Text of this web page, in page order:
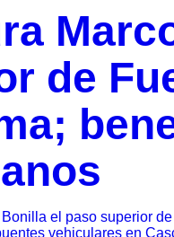
de
Bonilla el paso superior
vehiculares en